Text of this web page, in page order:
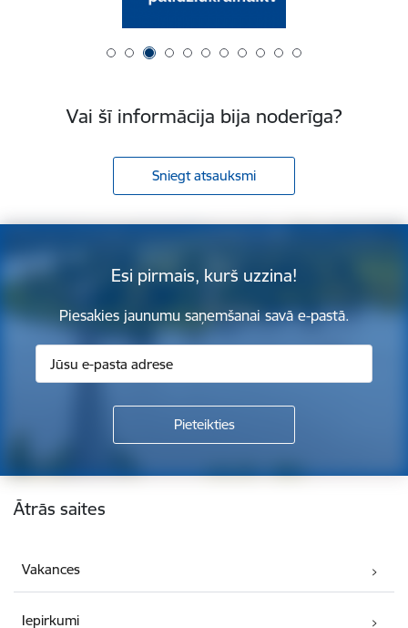
Vai šī informācija bija noderīga?
Sniegt atsauksmi
Esi pirmais, kurš uzzina!
Piesakies jaunumu saņemšanai savā e-pastā.
Kājene
Ātrās saites
Vakances
Iepirkumi